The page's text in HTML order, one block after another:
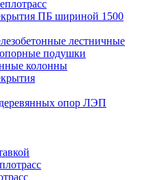
ПБ шириной 1500
лестничные
подушки
колонны
опор ЛЭП